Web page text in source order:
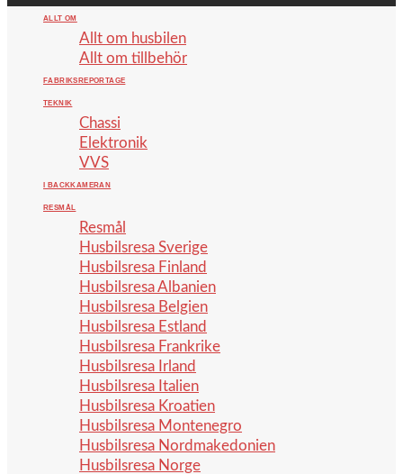
ALLT OM
Allt om husbilen
Allt om tillbehör
FABRIKSREPORTAGE
TEKNIK
Chassi
Elektronik
VVS
I BACKKAMERAN
RESMÅL
Resmål
Husbilsresa Sverige
Husbilsresa Finland
Husbilsresa Albanien
Husbilsresa Belgien
Husbilsresa Estland
Husbilsresa Frankrike
Husbilsresa Irland
Husbilsresa Italien
Husbilsresa Kroatien
Husbilsresa Montenegro
Husbilsresa Nordmakedonien
Husbilsresa Norge